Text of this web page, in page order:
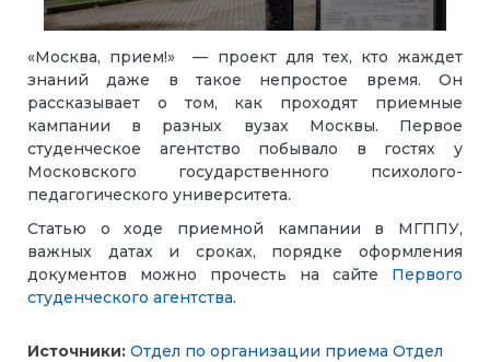
«Москва, прием!» — проект для тех, кто жаждет
знаний даже в такое непростое время. Он
рассказывает о том, как проходят приемные
кампании в разных вузах Москвы. Первое
студенческое агентство побывало в гостях у
Московского государственного психолого-
педагогического университета.
Статью о ходе приемной кампании в МГППУ,
важных датах и сроках, порядке оформления
документов можно прочесть на сайте Первого
студенческого агентства.
Источники: Отдел по организации приема Отдел